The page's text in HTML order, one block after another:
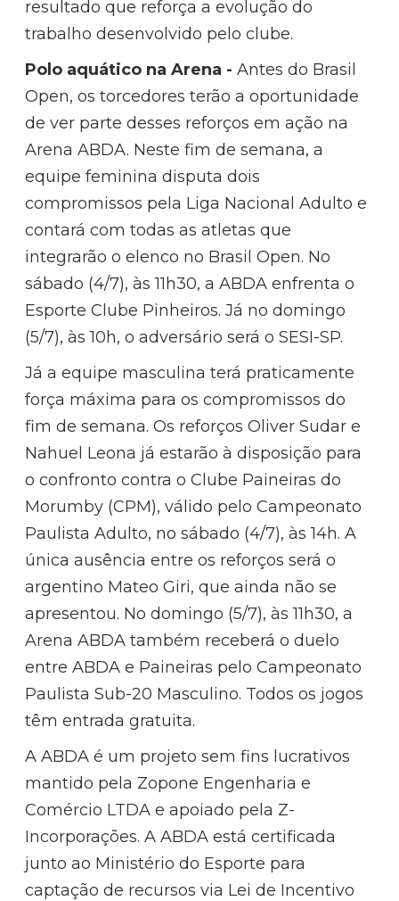
resultado que reforça a evolução do
trabalho desenvolvido pelo clube.
Polo aquático na Arena - Antes do Brasil
Open, os torcedores terão a oportunidade
de ver parte desses reforços em ação na
Arena ABDA. Neste fim de semana, a
equipe feminina disputa dois
compromissos pela Liga Nacional Adulto e
contará com todas as atletas que
integrarão o elenco no Brasil Open. No
sábado (4/7), às 11h30, a ABDA enfrenta o
Esporte Clube Pinheiros. Já no domingo
(5/7), às 10h, o adversário será o SESI-SP.
Já a equipe masculina terá praticamente
força máxima para os compromissos do
fim de semana. Os reforços Oliver Sudar e
Nahuel Leona já estarão à disposição para
o confronto contra o Clube Paineiras do
Morumby (CPM), válido pelo Campeonato
Paulista Adulto, no sábado (4/7), às 14h. A
única ausência entre os reforços será o
argentino Mateo Giri, que ainda não se
apresentou. No domingo (5/7), às 11h30, a
Arena ABDA também receberá o duelo
entre ABDA e Paineiras pelo Campeonato
Paulista Sub-20 Masculino. Todos os jogos
têm entrada gratuita.
A ABDA é um projeto sem fins lucrativos
mantido pela Zopone Engenharia e
Comércio LTDA e apoiado pela Z-
Incorporações. A ABDA está certificada
junto ao Ministério do Esporte para
captação de recursos via Lei de Incentivo